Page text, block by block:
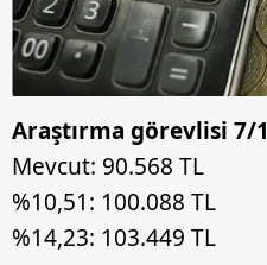
Araştırma görevlisi 7/1
Mevcut: 90.568 TL
%10,51: 100.088 TL
%14,23: 103.449 TL